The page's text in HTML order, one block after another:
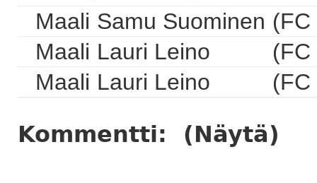
Maali Samu Suominen (FC
Maali Lauri Leino
(FC
Maali Lauri Leino (FC
Kommentti: (Näytä)